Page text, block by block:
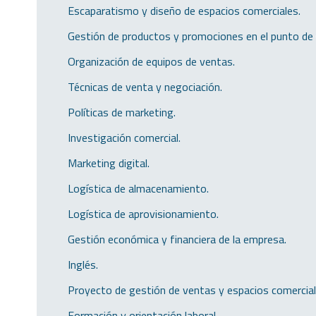
 Escaparatismo y diseño de espacios comerciales.
 Gestión de productos y promociones en el punto
 Organización de equipos de ventas.
 Técnicas de venta y negociación.
 Políticas de marketing.
 Investigación comercial.
 Marketing digital.
 Logística de almacenamiento.
 Logística de aprovisionamiento.
 Gestión económica y financiera de la empresa.
 Inglés.
 Proyecto de gestión de ventas y espacios